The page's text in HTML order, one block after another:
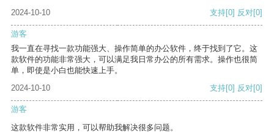
2024-10-10 支持[0] 反对[0]
游客
我一直在寻找一款功能强大、操作简单的办公软件，终于找到了它。这
款软件的功能非常强大，可以满足我日常办公的所有需求。操作也很简
单，即使是小白也能快速上手。
2024-10-10
支持[0] 反对[0]
游客
这款软件非常实用，可以帮助我解决很多问题。